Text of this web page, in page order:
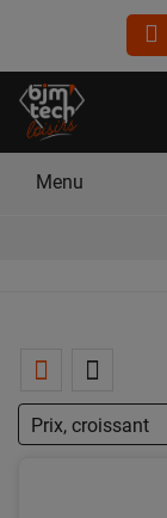
Menu
Prix, croissant